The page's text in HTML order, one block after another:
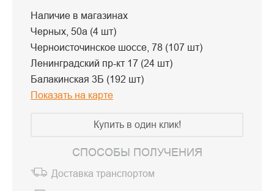
Наличие в магазинах
Черных, 50а (4 шт)
Черноисточинское шоссе, 78 (107 шт)
Ленинградский пр-кт 17 (24 шт)
Балакинская 3Б (192 шт)
Показать на карте
Купить в один клик!
СПОСОБЫ ПОЛУЧЕНИЯ
Доставка транспортом